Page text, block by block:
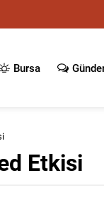
Bursa
Etkisi